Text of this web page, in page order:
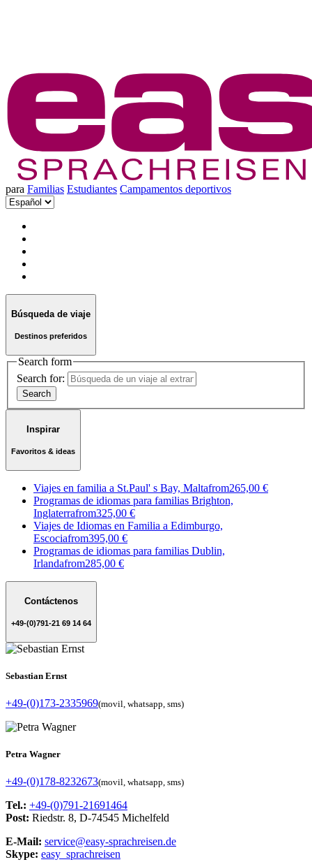
para Familias Estudiantes Campamentos deportivos
Búsqueda de viaje
Destinos preferidos
Search form
Search for:
Inspirar
Favoritos & ideas
Viajes en familia a St.Paul' s Bay, Maltafrom265,00 €
Programas de idiomas para familias Brighton,
Inglaterrafrom325,00 €
Viajes de Idiomas en Familia a Edimburgo,
Escociafrom395,00 €
Programas de idiomas para familias Dublin,
Irlandafrom285,00 €
Contáctenos
+49-(0)791-21 69 14 64
Sebastian Ernst
+49-(0)173-2335969(movil, whatsapp, sms)
Petra Wagner
+49-(0)178-8232673(movil, whatsapp, sms)
Tel.: +49-(0)791-21691464
Post: Riedstr. 8, D-74545 Michelfeld
E-Mail: service@easy-sprachreisen.de
Skype: easy_sprachreisen